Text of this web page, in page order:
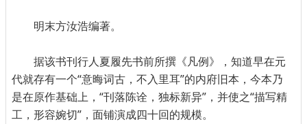
明末方汝浩编著。
据该书刊行人夏履先书前所撰《凡例》，知道早在元
代就存有一个“意晦词古，不入里耳”的内府旧本，今本乃
是在原作基础上，“刊落陈诠，独标新异”，并使之“描写精
工，形容婉切”，面铺演成四十回的规模。